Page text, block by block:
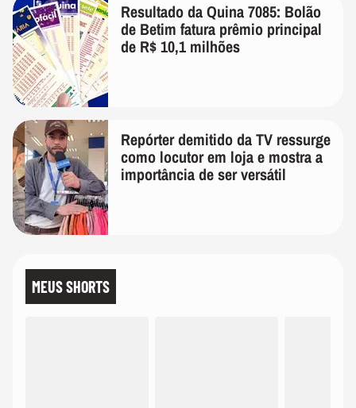
Resultado da Quina 7085: Bolão
de Betim fatura prêmio principal
de R$ 10,1 milhões
Repórter demitido da TV ressurge
como locutor em loja e mostra a
importância de ser versátil
MEUS SHORTS